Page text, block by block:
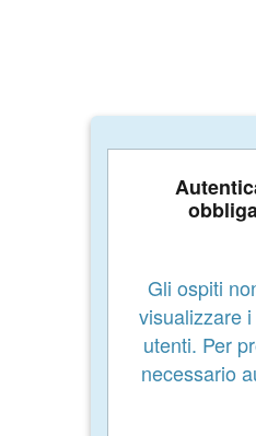
Gli ospiti
visualizzare
utenti. Per
necessario